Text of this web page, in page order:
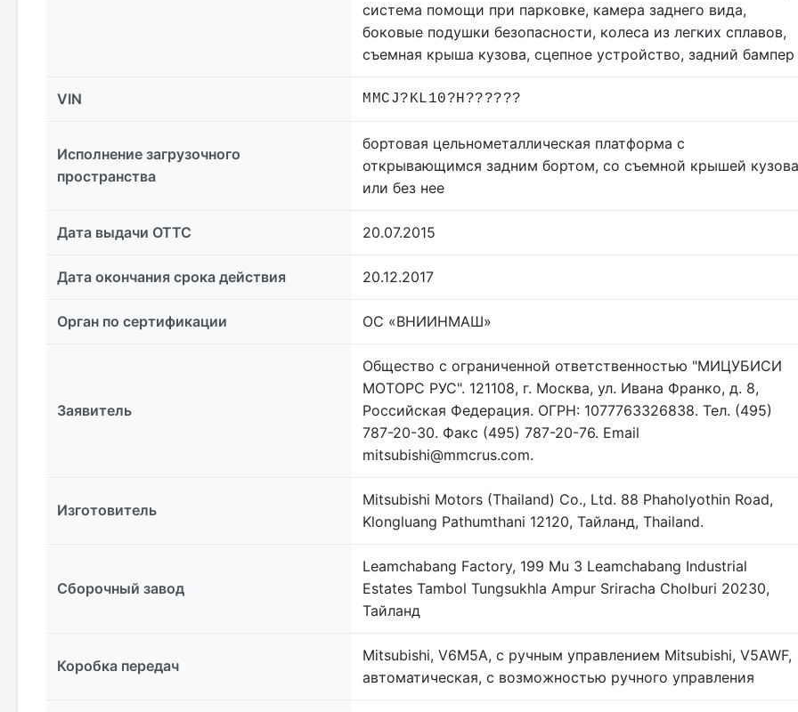
система помощи при парковке, камера заднего вида,
боковые подушки безопасности, колеса из легких сплавов,
съемная крыша кузова, сцепное устройство, задний бампер
VIN MMCJ?KL10?H??????
Исполнение загрузочного
пространства
бортовая цельнометаллическая платформа с
открывающимся задним бортом, со съемной крышей кузова
или без нее
Дата выдачи ОТТС 20.07.2015
Дата окончания срока действия 20.12.2017
Орган по сертификации ОС «ВНИИНМАШ»
Заявитель
Общество с ограниченной ответственностью "МИЦУБИСИ
МОТОРС РУС". 121108, г. Москва, ул. Ивана Франко, д. 8,
Российская Федерация. ОГРН: 1077763326838. Тел. (495)
787-20-30. Факс (495) 787-20-76. Email
mitsubishi@mmcrus.com.
Изготовитель
Mitsubishi Motors (Thailand) Co., Ltd. 88 Phaholyothin Road,
Klongluang Pathumthani 12120, Тайланд, Thailand.
Сборочный завод
Leamchabang Factory, 199 Mu 3 Leamchabang Industrial
Estates Tambol Tungsukhla Ampur Sriracha Cholburi 20230,
Тайланд
Коробка передач
Mitsubishi, V6M5A, с ручным управлением Mitsubishi, V5AWF,
автоматическая, с возможностью ручного управления